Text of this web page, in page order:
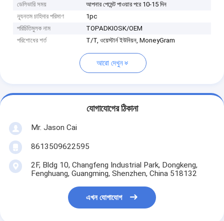
ডেলিভারি সময়
আপনার পেমেন্ট পাওয়ার পরে 10-15 দিন
ন্যূনতম চাহিদার পরিমাণ
1pc
পরিচিতিমুলক নাম
TOPADKIOSK/OEM
পরিশোধের শর্ত
T/T, ওয়েস্টার্ন ইউনিয়ন, MoneyGram
আরো দেখুন
যোগাযোগের ঠিকানা
Mr. Jason Cai
8613509622595
2F, Bldg 10, Changfeng Industrial Park, Dongkeng,
Fenghuang, Guangming, Shenzhen, China 518132
এখন যোগাযোগ